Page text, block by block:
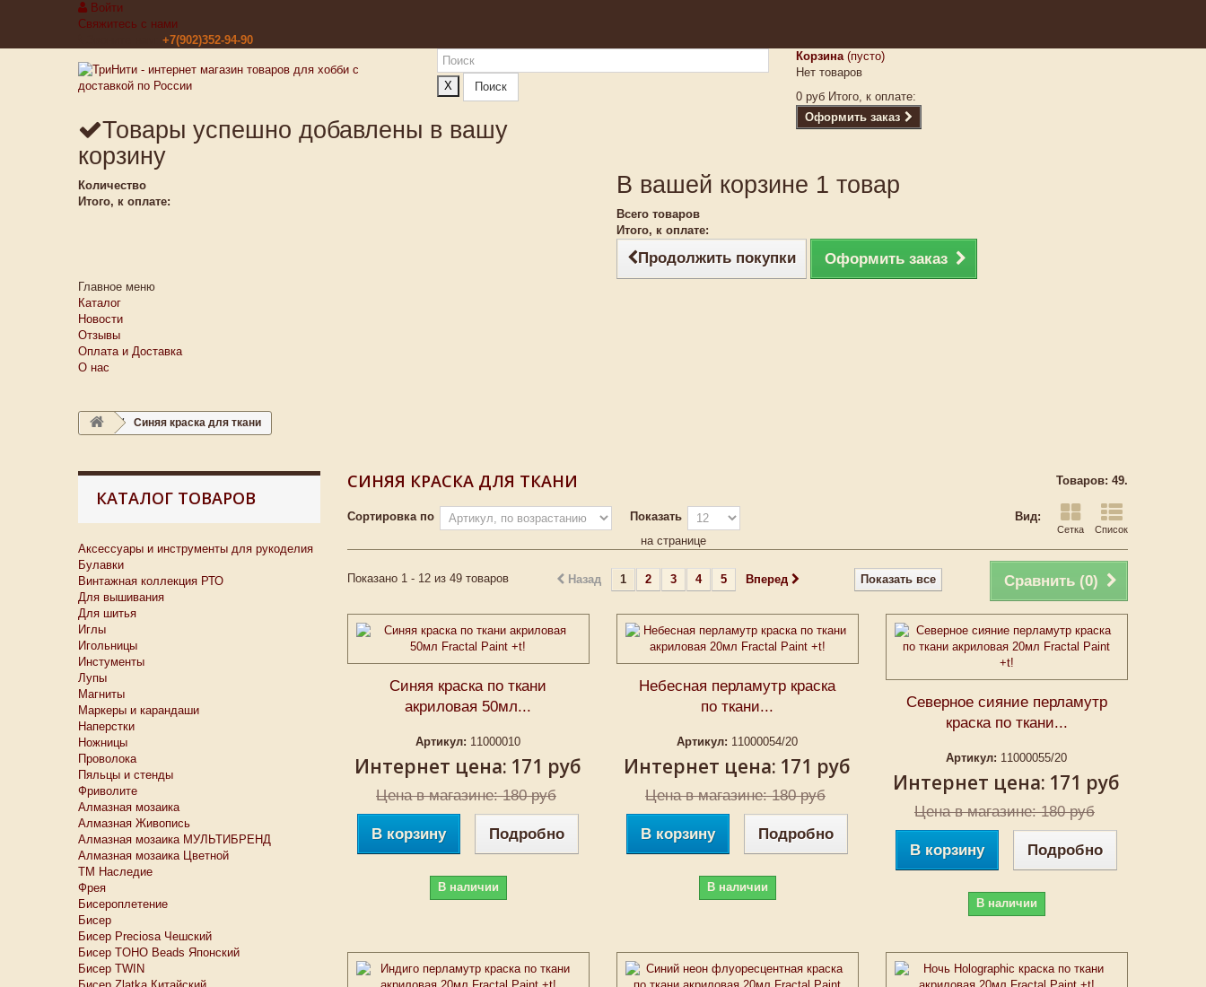
Войти
Свяжитесь с нами
+7(902)352-94-90
X Поиск
Корзина (пусто)
Нет товаров
0 руб Итого, к оплате:
Оформить заказ
Товары успешно добавлены в вашу
корзину
Количество
Итого, к оплате:
В вашей корзине 1 товар
Всего товаров
Итого, к оплате:
Продолжить покупки Оформить заказ
Главное меню
Каталог
Новости
Отзывы
Оплата и Доставка
О нас
Синяя краска для ткани
КАТАЛОГ ТОВАРОВ
Аксессуары и инструменты для рукоделия
Булавки
Винтажная коллекция РТО
Для вышивания
Для шитья
Иглы
Игольницы
Инстументы
Лупы
Магниты
Маркеры и карандаши
Наперстки
Ножницы
Проволока
Пяльцы и стенды
Фриволите
Алмазная мозаика
Алмазная Живопись
Алмазная мозаика МУЛЬТИБРЕНД
Алмазная мозаика Цветной
ТМ Наследие
Фрея
Бисероплетение
Бисер
Бисер Preciosa Чешский
Бисер TOHO Beads Японский
Бисер TWIN
СИНЯЯ КРАСКА ДЛЯ ТКАНИ Товаров: 49.
Вид:
Сетка Список
Сортировка по
Показать
на странице
Сравнить (0)
Показать все
Назад 1 2 3 4 5 Вперед
Показано 1 - 12 из 49 товаров
Синяя краска по ткани
акриловая 50мл...
Артикул: 11000010
Интернет цена: 171 руб
Цена в магазине: 180 руб
В корзину Подробно
В наличии
Небесная перламутр краска
по ткани...
Артикул: 11000054/20
Интернет цена: 171 руб
Цена в магазине: 180 руб
В корзину Подробно
В наличии
Северное сияние перламутр
краска по ткани...
Артикул: 11000055/20
Интернет цена: 171 руб
Цена в магазине: 180 руб
В корзину Подробно
В наличии